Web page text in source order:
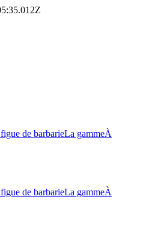
de barbarieLa gammeÀ
de barbarieLa gammeÀ